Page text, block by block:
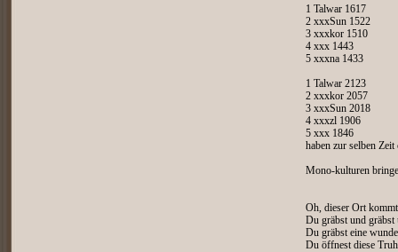
1 Talwar 1617
2 xxxSun 1522
3 xxxkor 1510
4 xxx 1443
5 xxxna 1433
1 Talwar 2123
2 xxxkor 2057
3 xxxSun 2018
4 xxxzl 1906
5 xxx 1846
haben zur selben Zeit
Mono-kulturen
Oh, dieser Ort
Du gräbst und gräbst
Du gräbst eine
Du öffnest diese